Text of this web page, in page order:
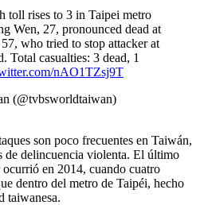
rises to 3 in Taipei metro
Wen, 27, pronounced dead at
who tried to stop attacker at
Total casualties: 3 dead, 1
nAO1TZsj9T
(@tvbsworldtaiwan)
son poco frecuentes en Taiwán,
de delincuencia violenta. El último
en 2014, cuando cuatro
dentro del metro de Taipéi, hecho
taiwanesa.